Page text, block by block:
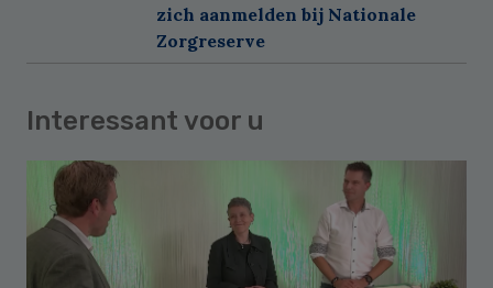
zich aanmelden bij Nationale
Zorgreserve
Interessant voor u